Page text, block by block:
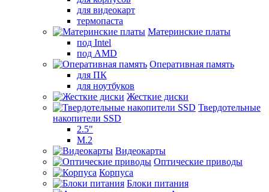
для видеокарт
термопаста
Материнские платы
под Intel
под AMD
Оперативная память
для ПК
для ноутбуков
Жесткие диски
Твердотельные
накопители SSD
2.5"
M.2
Видеокарты
Оптические приводы
Корпуса
Блоки питания